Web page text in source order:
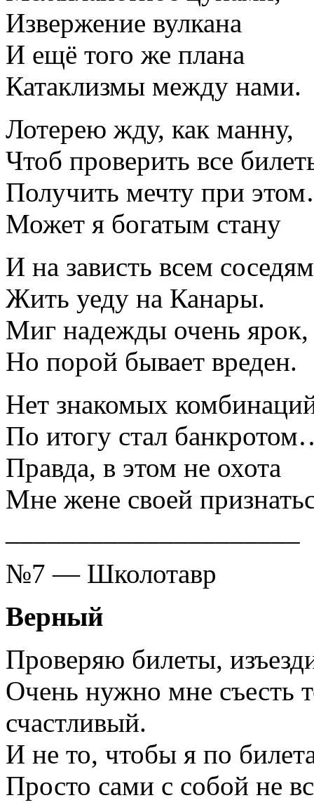
Извержение вулкана
И ещё того же плана
Катаклизмы между нами.
Лотерею жду, как манну,
Чтоб проверить все
Получить мечту при
Может я богатым стану
И на зависть всем соседям
Жить уеду на Канары.
Миг надежды очень ярок,
Но порой бывает вреден.
Нет знакомых
По итогу стал
Правда, в этом не охота
Мне жене своей
№7 — Школотавр
Верный
Проверяю билеты,
Очень нужно мне съесть
счастливый.
И не то, чтобы я по
Просто сами с собой не